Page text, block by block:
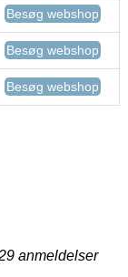
Besøg webshop
Besøg webshop
Besøg webshop
anmeldelser